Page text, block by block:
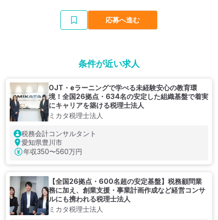
応募へ進む
条件が近い求人
OJT・eラーニングで学べる未経験安心の教育環
境！全国26拠点・634名の安定した組織基盤で着実
にキャリアを築ける税理士法人
ミカタ税理士法人
税務会計コンサルタント
愛知県豊川市
年収350〜560万円
【全国26拠点・600名超の安定基盤】税務顧問業
務に加え、創業支援・事業計画作成など経営コンサ
ルにも携われる税理士法人
ミカタ税理士法人